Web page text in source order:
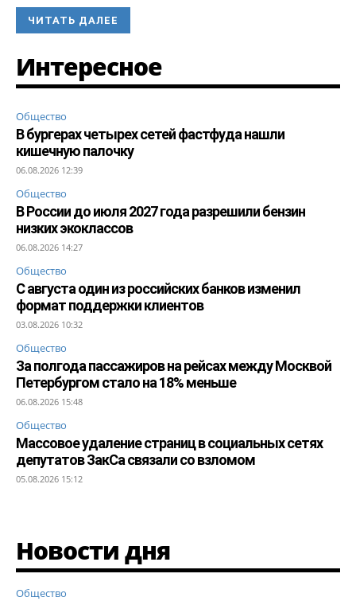
ЧИТАТЬ ДАЛЕЕ
Интересное
Общество
В бургерах четырех сетей фастфуда нашли
кишечную палочку
06.08.2026 12:39
Общество
В России до июля 2027 года разрешили бензин
низких экоклассов
06.08.2026 14:27
Общество
С августа один из российских банков изменил
формат поддержки клиентов
03.08.2026 10:32
Общество
За полгода пассажиров на рейсах между Москвой
Петербургом стало на 18% меньше
06.08.2026 15:48
Общество
Массовое удаление страниц в социальных сетях
депутатов ЗакСа связали со взломом
05.08.2026 15:12
Новости дня
Общество